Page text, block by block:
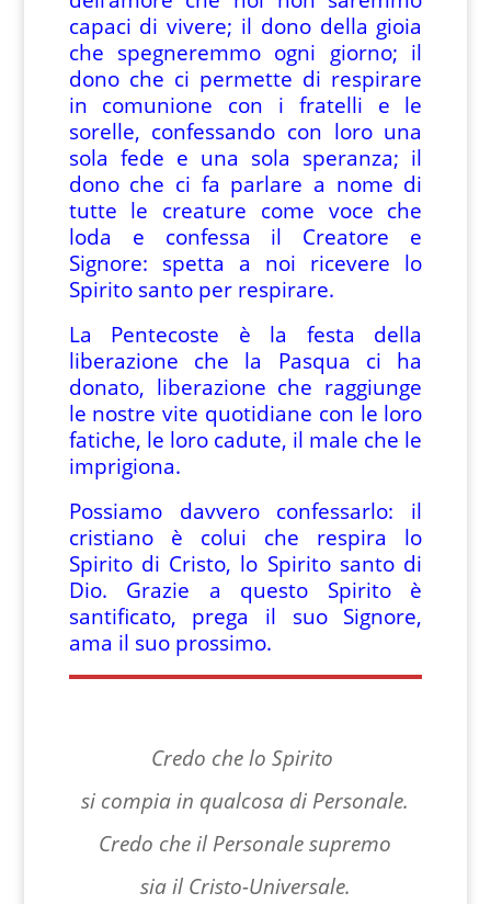
capaci di vivere; il dono della gioia
che spegneremmo ogni giorno; il
dono che ci permette di respirare
in comunione con i fratelli e le
sorelle, confessando con loro una
sola fede e una sola speranza; il
dono che ci fa parlare a nome di
tutte le creature come voce che
loda e confessa il Creatore e
Signore: spetta a noi ricevere lo
Spirito santo per respirare.
La Pentecoste è la festa della
liberazione che la Pasqua ci ha
donato, liberazione che raggiunge
le nostre vite quotidiane con le loro
fatiche, le loro cadute, il male che le
imprigiona.
Possiamo davvero confessarlo: il
cristiano è colui che respira lo
Spirito di Cristo, lo Spirito santo di
Dio. Grazie a questo Spirito è
santificato, prega il suo Signore,
ama il suo prossimo.
Credo che lo Spirito
si compia in qualcosa di Personale.
Credo che il Personale supremo
sia il Cristo-Universale.